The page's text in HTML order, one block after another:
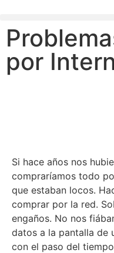
por
Si hace años nos
compraríamos todo
que estaban locos.
comprar por la red.
engaños. No nos
datos a la pantalla de
con el paso del